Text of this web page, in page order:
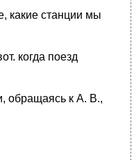
какие станции мы
когда поезд
обращаясь к А. В.,